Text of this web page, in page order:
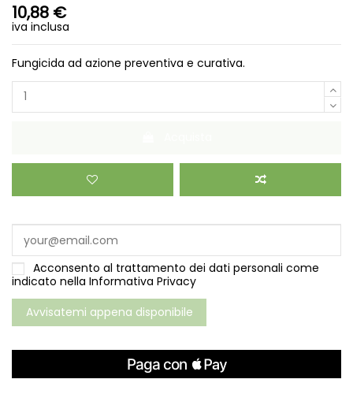
10,88 €
iva inclusa
Fungicida ad azione preventiva e curativa.
Acconsento al trattamento dei dati personali come
indicato nella Informativa Privacy